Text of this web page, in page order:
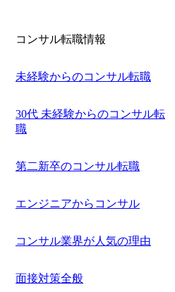
コンサル転職情報
未経験からのコンサル転職
30代 未経験からのコンサル転
職
第二新卒のコンサル転職
エンジニアからコンサル
コンサル業界が人気の理由
面接対策全般